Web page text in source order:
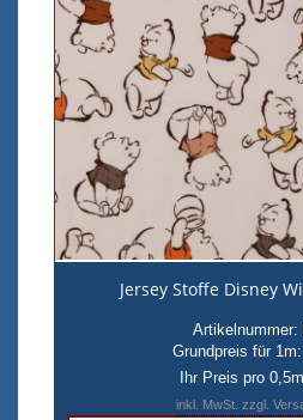
Jersey Stoffe Disney
Artikelnummer:
Grundpreis für 1m:
Ihr Preis pro
inkl. MwSt. zzgl.